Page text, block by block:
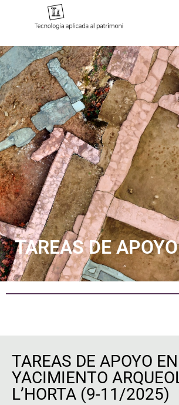
TAREAS DE
TAREAS DE APOYO
YACIMIENTO
L’HORTA (9-11/2025)